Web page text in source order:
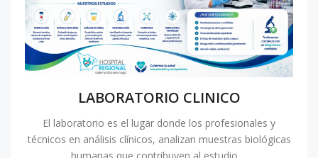
LABORATORIO CLINICO
El laboratorio es el lugar donde los profesionales y
técnicos en análisis clínicos, analizan muestras biológicas